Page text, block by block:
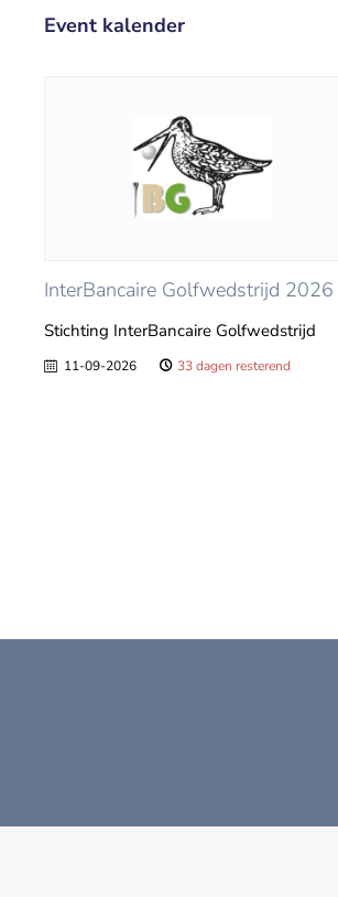
Event kalender
InterBancaire Golfwedstrijd 2026
Stichting InterBancaire Golfwedstrijd
11-09-2026 33 dagen resterend